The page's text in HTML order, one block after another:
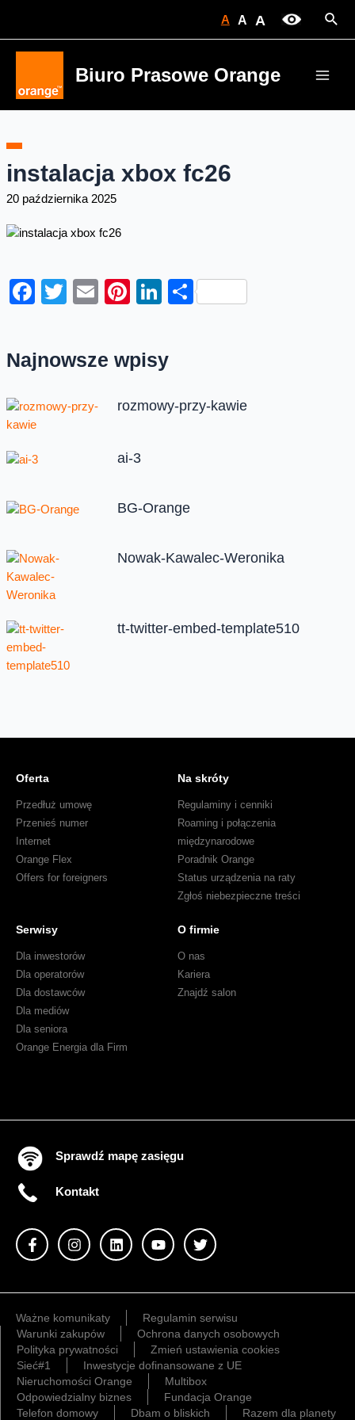
A A A
Biuro Prasowe Orange
instalacja xbox fc26
20 października 2025
Facebook
Twitter
EmailPinterest
LinkedIn
Share
Najnowsze wpisy
rozmowy-przy-kawie
ai-3
BG-Orange
Nowak-Kawalec-Weronika
tt-twitter-embed-template510
Oferta
Przedłuż umowę
Przenieś numer
Internet
Orange Flex
Offers for foreigners
Na skróty
Regulaminy i cenniki
Roaming i połączenia
międzynarodowe
Poradnik Orange
Status urządzenia na raty
Zgłoś niebezpieczne treści
Serwisy
Dla inwestorów
Dla operatorów
Dla dostawców
Dla mediów
Dla seniora
Orange Energia dla Firm
O firmie
O nas
Kariera
Znajdź salon
Sprawdź mapę zasięgu
Kontakt
Ważne komunikaty
Regulamin serwisu
Warunki zakupów
Ochrona danych osobowych
Polityka prywatności
Zmień ustawienia cookies
Sieć#1
Inwestycje dofinansowane z UE
Nieruchomości Orange
Multibox
Odpowiedzialny biznes
Fundacja Orange
Telefon domowy
Dbam o bliskich Razem dla planety